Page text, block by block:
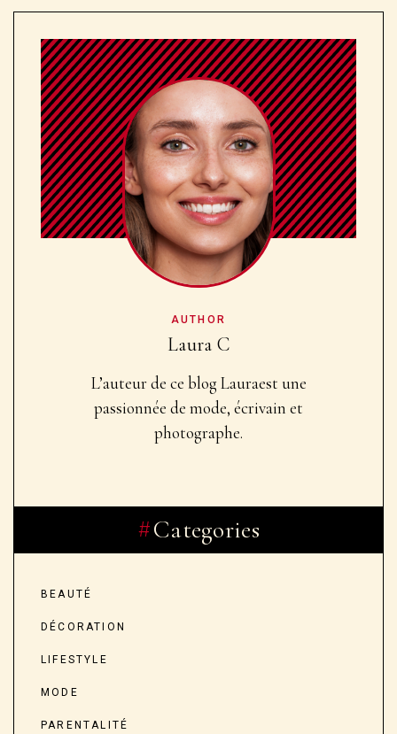
AUTHOR
Laura C
L’auteur de ce blog Lauraest une
passionnée de mode, écrivain et
photographe.
Categories
BEAUTÉ
DÉCORATION
LIFESTYLE
MODE
PARENTALITÉ